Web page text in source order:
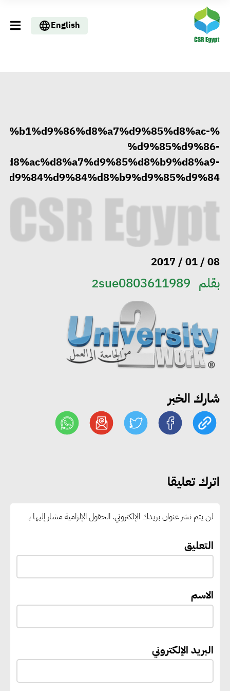
English
%d9%85%d9%86-
08 / 01 / 2017
بقلم 2sue0803611989
شارك الخبر
اترك تعليقا
لن يتم نشر عنوان بريدك الإلكتروني. الحقول الإلزامية مشار إليها بـ
التعليق
الاسم
البريد الإلكتروني
وزيرا التخطيط والبترول يبحثان
والاستثمارات ضمن خطة التنمية
الاقتصادية لعام 2026/2027
خلال يوليو.. إنقاذ كبار بلا مأوى ولم
مسنة
«التضامن» تطلق مبادرة «بكرة
المدرسة.. الخير في مصر» لتوفير
مصر والبرازيل تبحثان تعزيز
لمدينتي المنيا ويوسف الصديق
لتعزيز التنمية العمرانية وضبط
إيفل تستثمر ما يصل إلى 130
“بي إس آر” في مشروعات الطاقة